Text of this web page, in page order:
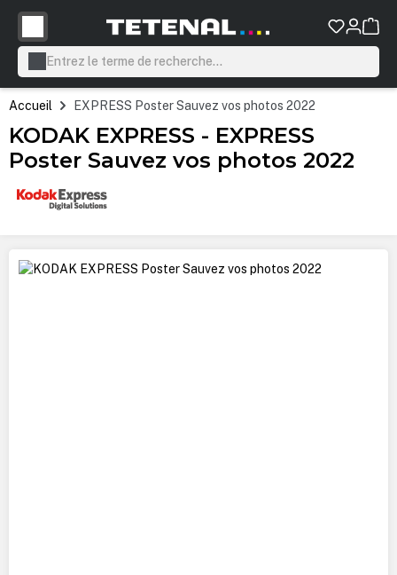
principal
Accueil EXPRESS Poster Sauvez vos photos 2022
KODAK EXPRESS - EXPRESS
Poster Sauvez vos photos 2022
Ignorer la galerie d'images